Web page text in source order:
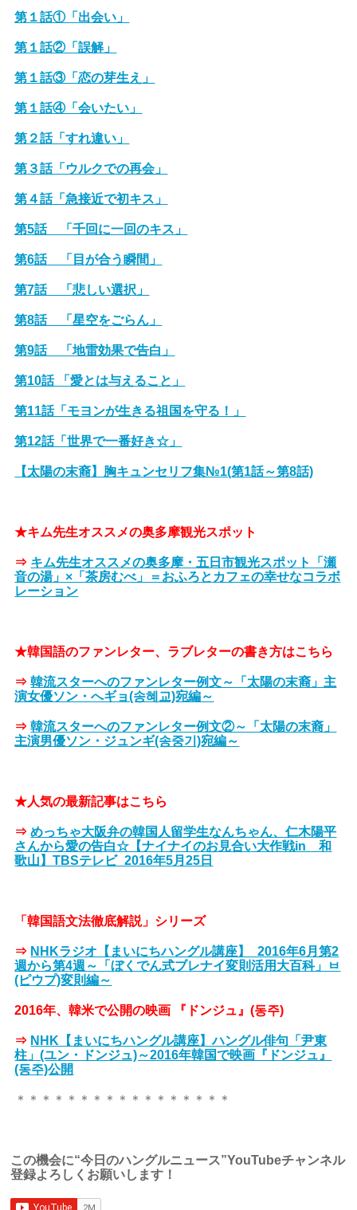
第１話①「出会い」
第１話②「誤解」
第１話③「恋の芽生え」
第１話④「会いたい」
第２話「すれ違い」
第３話「ウルクでの再会」
第４話「急接近で初キス」
第5話 「千回に一回のキス」
第6話 「目が合う瞬間」
第7話 「悲しい選択」
第8話 「星空をごらん」
第9話 「地雷効果で告白」
第10話 「愛とは与えること」
第11話「モヨンが生きる祖国を守る！」
第12話「世界で一番好き☆」
【太陽の末裔】胸キュンセリフ集№1(第1話～第8話)
★キム先生オススメの奥多摩観光スポット
⇒ キム先生オススメの奥多摩・五日市観光スポット「瀬
音の湯」×「茶房むべ」＝おふろとカフェの幸せなコラボ
レーション
★韓国語のファンレター、ラブレターの書き方はこちら
⇒ 韓流スターへのファンレター例文～「太陽の末裔」主
演女優ソン・へギョ(송혜교)宛編～
⇒ 韓流スターへのファンレター例文②～「太陽の末裔」
主演男優ソン・ジュンギ(송중기)宛編～
★人気の最新記事はこちら
⇒ めっちゃ大阪弁の韓国人留学生なんちゃん、仁木陽平
さんから愛の告白☆【ナイナイのお見合い大作戦in 和
歌山】TBSテレビ_2016年5月25日
「韓国語文法徹底解説」シリーズ
⇒ NHKラジオ【まいにちハングル講座】_2016年6月第2
週から第4週～「ぼくでん式ブレナイ変則活用大百科」ㅂ
(ピウプ)変則編～
2016年、韓米で公開の映画 『ドンジュ』(동주)
⇒ NHK【まいにちハングル講座】ハングル俳句「尹東
柱」(ユン・ドンジュ)～2016年韓国で映画『ドンジュ』
(동주)公開
＊＊＊＊＊＊＊＊＊＊＊＊＊＊＊＊＊
この機会に“今日のハングルニュース”YouTubeチャンネル
登録よろしくお願いします！